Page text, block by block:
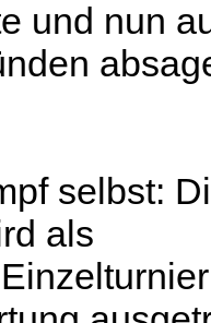
und nun
selbst:
als